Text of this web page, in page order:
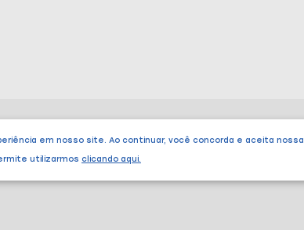
em nosso site. Ao continuar, você concorda e aceita nossa
utilizarmos clicando aqui.
Endereço